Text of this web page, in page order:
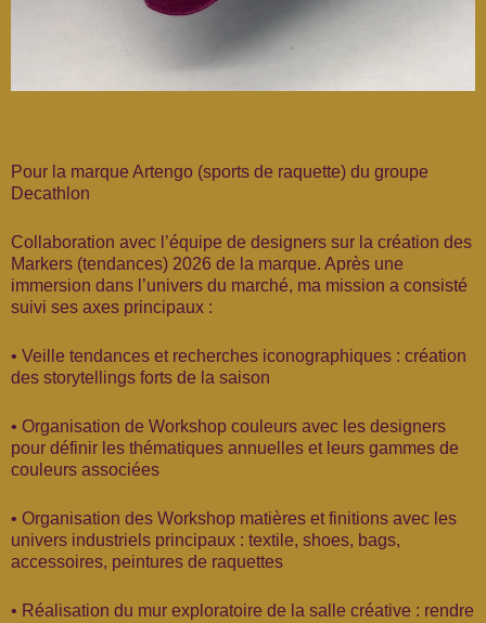
Pour la marque Artengo (sports de raquette) du groupe
Decathlon
Collaboration avec l’équipe de designers sur la création des
Markers (tendances) 2026 de la marque. Après une
immersion dans l’univers du marché, ma mission a consisté
suivi ses axes principaux :
• Veille tendances et recherches iconographiques : création
des storytellings forts de la saison
• Organisation de Workshop couleurs avec les designers
pour définir les thématiques annuelles et leurs gammes de
couleurs associées
• Organisation des Workshop matières et finitions avec les
univers industriels principaux : textile, shoes, bags,
accessoires, peintures de raquettes
• Réalisation du mur exploratoire de la salle créative : rendre